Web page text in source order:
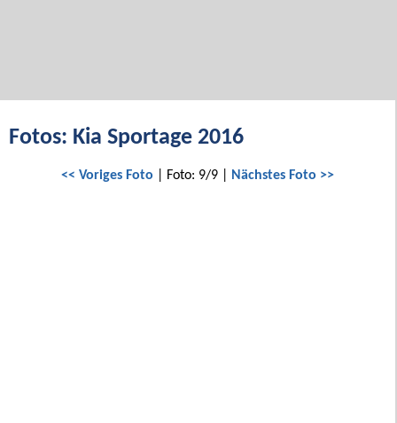
Fotos: Kia Sportage 2016
<< Voriges Foto | Foto: 9/9 | Nächstes Foto >>